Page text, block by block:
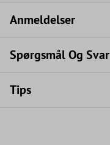
Anmeldelser
Spørgsmål Og Svar
Tips